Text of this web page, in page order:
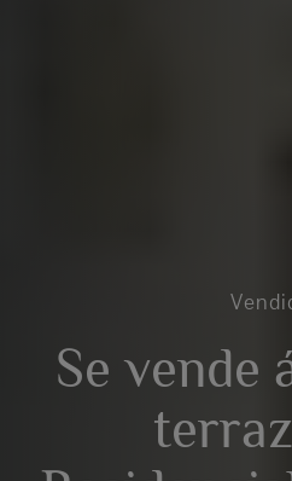
Se vende